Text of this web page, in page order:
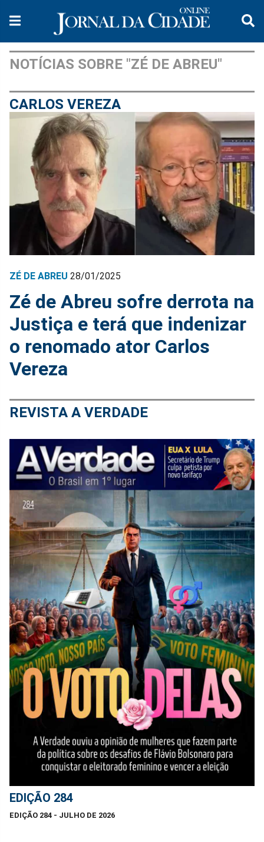
NOTÍCIAS SOBRE "ZÉ DE ABREU"
CARLOS VEREZA
ZÉ DE ABREU 28/01/2025
Zé de Abreu sofre derrota na
Justiça e terá que indenizar
o renomado ator Carlos
Vereza
REVISTA A VERDADE
EDIÇÃO 284
EDIÇÃO 284 - JULHO DE 2026